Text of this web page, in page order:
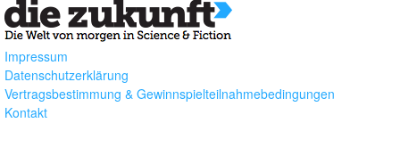
Impressum
Datenschutzerklärung
Vertragsbestimmung & Gewinnspielteilnahmebedingungen
Kontakt